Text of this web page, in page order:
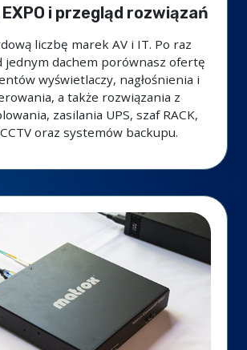
i przegląd rozwiązań
liczbę marek AV i IT. Po raz
jednym dachem porównasz ofertę
wyświetlaczy, nagłośnienia i
a także rozwiązania z
zasilania UPS, szaf RACK,
oraz systemów backupu.